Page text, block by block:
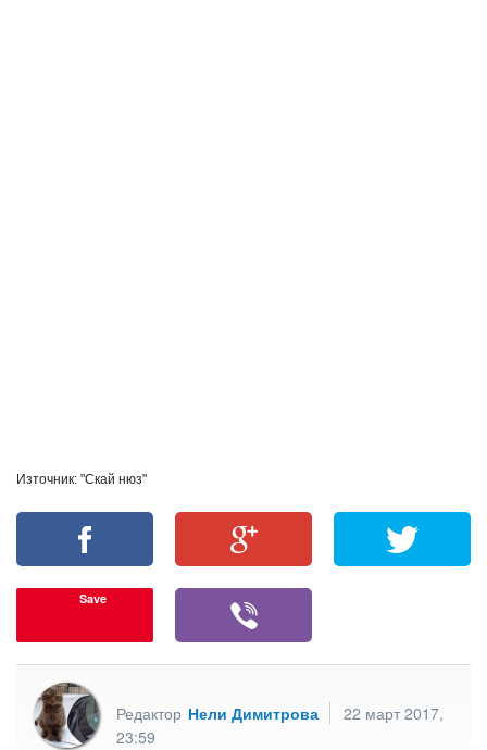
Източник: "Скай нюз"
Save
Редактор Нели Димитрова
22 март 2017,
23:59